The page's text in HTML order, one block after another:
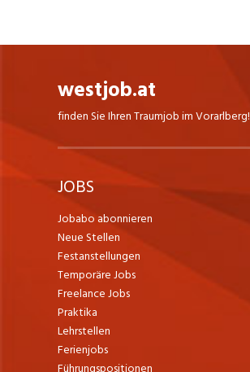
westjob.at
finden Sie Ihren Traumjob im Vorarlberg!
JOBS
Jobabo abonnieren
Neue Stellen
Festanstellungen
Temporäre Jobs
Freelance Jobs
Praktika
Lehrstellen
Ferienjobs